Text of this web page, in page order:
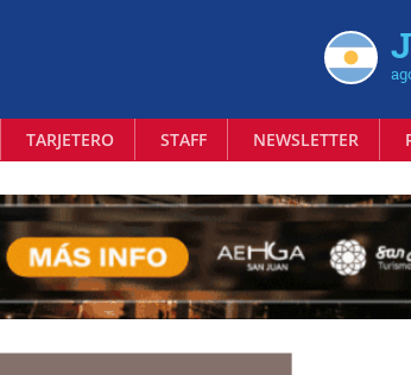
TARJETERO STAFF NEWSLETTER